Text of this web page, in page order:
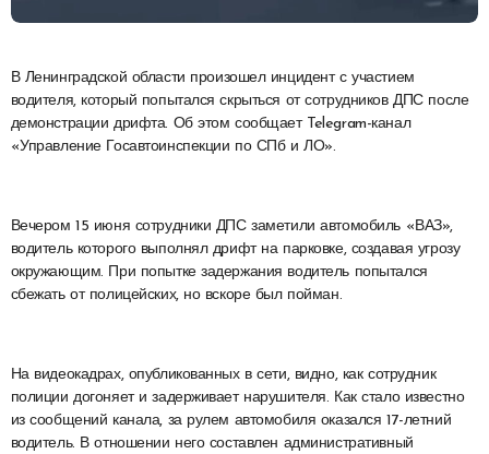
В Ленинградской области произошел инцидент с участием
водителя, который попытался скрыться от сотрудников ДПС после
демонстрации дрифта. Об этом сообщает Telegram-канал
«Управление Госавтоинспекции по СПб и ЛО».
Вечером 15 июня сотрудники ДПС заметили автомобиль «ВАЗ»,
водитель которого выполнял дрифт на парковке, создавая угрозу
окружающим. При попытке задержания водитель попытался
сбежать от полицейских, но вскоре был пойман.
На видеокадрах, опубликованных в сети, видно, как сотрудник
полиции догоняет и задерживает нарушителя. Как стало известно
из сообщений канала, за рулем автомобиля оказался 17-летний
водитель. В отношении него составлен административный